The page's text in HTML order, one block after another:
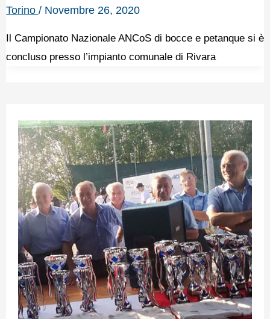
Torino / Novembre 26, 2020
Il Campionato Nazionale ANCoS di bocce e petanque si è
concluso presso l’impianto comunale di Rivara